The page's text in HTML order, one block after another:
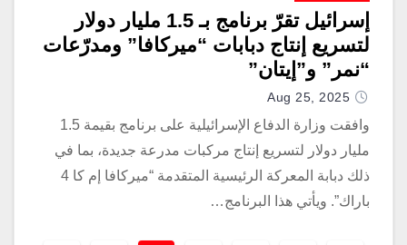
إسرائيل تقرّ برنامج بـ 1.5 مليار دولار
لتسريع إنتاج دبابات “ميركافا” ومدرّعات
“نمر” و”إيتان”
Aug 25, 2025
وافقت وزارة الدفاع الإسرائيلية على برنامج بقيمة 1.5
مليار دولار لتسريع إنتاج مركبات مدرعة جديدة، بما في
ذلك دبابة المعركة الرئيسية المتقدمة “ميركافا إم كا 4
باراك”. ويأتي هذا البرنامج…